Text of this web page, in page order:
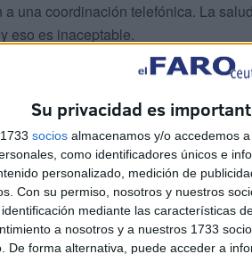
Su privacidad es
socios almacenamos y/o accedemos
como identificadores únicos e
personalizado, medición de
Con su permiso, nosotros y nuestros
mediante las características
a nosotros y a nuestros 1733
De forma alternativa, puede acceder a
una coordinación telefónica. La
eso es inaceptable.
en una situación crítica.
están suspendiendo sin nueva
que sufren estos menores sin